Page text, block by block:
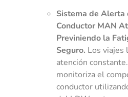
Sistema de Alerta
Conductor MAN
Previniendo la
Seguro. Los viajes
atención
monitoriza el
conductor